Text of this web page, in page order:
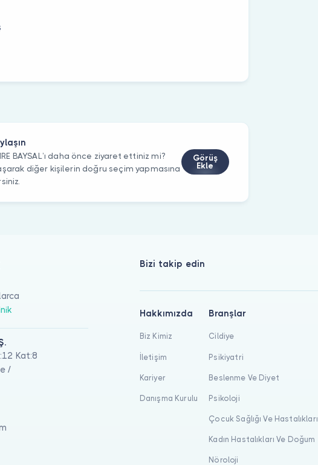
BAYSAL’ı daha önce ziyaret ettiniz mi?
diğer kişilerin doğru seçim yapmasına
Görüş
Ekle
Kat:8
/
Bizi takip edin
Hakkımızda
Biz Kimiz
İletişim
Kariyer
Danışma Kurulu
Branşlar
Cildiye
Psikiyatri
Beslenme Ve Diyet
Psikoloji
Çocuk Sağlığı Ve Hastalıkları
Kadın Hastalıkları Ve Doğum
Nöroloji